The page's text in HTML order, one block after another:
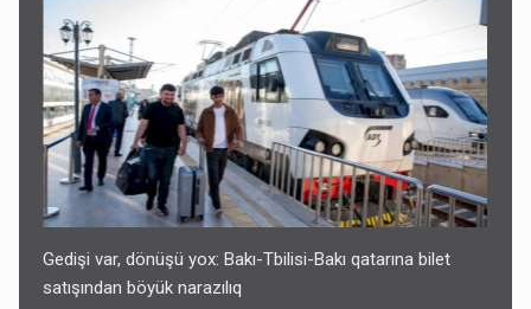
Geri çağırılan səfir Abel Məhərrəmovun oğludur - DOSYE
7 Avqust 14:07
Gedişi var, dönüşü yox: Bakı-Tbilisi-Bakı qatarına bilet
satışından böyük narazılıq